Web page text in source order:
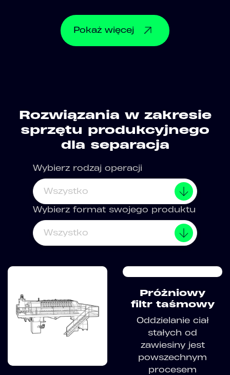
Pokaż więcej
Rozwiązania w zakresie
sprzętu produkcyjnego
dla separacja
Wybierz rodzaj operacji
Wszystko
Wybierz format swojego produktu
Wszystko
Próżniowy
filtr taśmowy
Oddzielanie ciał
stałych od
zawiesiny jest
powszechnym
procesem